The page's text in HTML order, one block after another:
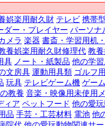
娯楽用耐久財 テレビ 携帯
ダー・プレイヤー パーソナ
メラ 楽器 書斎・学習用机
養娯楽用耐久財修理代 教
具 ノート・紙製品 他の学
文房具 運動用具類 ゴルフ
玩具 テレビゲーム機 ゲー
教養 音楽・映像用未使用
ィア ペットフード 他の愛
品 手芸・工芸材料 電池 他